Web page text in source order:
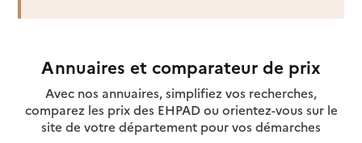
Annuaires et comparateur de prix
Avec nos annuaires, simplifiez vos recherches,
comparez les prix des EHPAD ou orientez-vous sur le
site de votre département pour vos démarches